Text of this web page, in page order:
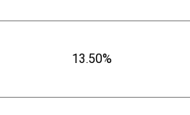
13.50%